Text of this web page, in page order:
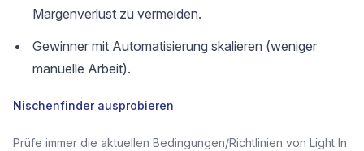
Margenverlust zu vermeiden.
Gewinner mit Automatisierung skalieren (weniger
manuelle Arbeit).
Nischenfinder ausprobieren
Prüfe immer die aktuellen Bedingungen/Richtlinien von Light In